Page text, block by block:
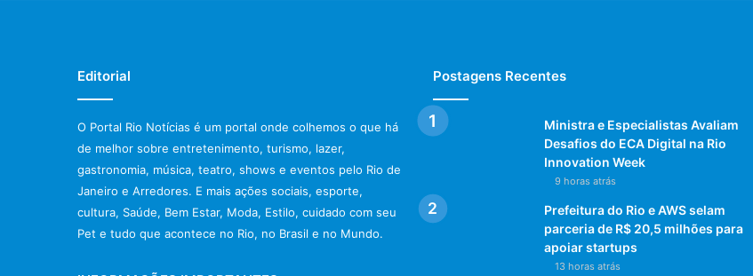
Editorial
O Portal Rio Notícias é um portal onde colhemos o que há
de melhor sobre entretenimento, turismo, lazer,
gastronomia, música, teatro, shows e eventos pelo Rio de
Janeiro e Arredores. E mais ações sociais, esporte,
cultura, Saúde, Bem Estar, Moda, Estilo, cuidado com seu
Pet e tudo que acontece no Rio, no Brasil e no Mundo.
Postagens Recentes
Ministra e Especialistas Avaliam
Desafios do ECA Digital na Rio
Innovation Week
9 horas atrás
Prefeitura do Rio e AWS selam
parceria de R$ 20,5 milhões para
apoiar startups
13 horas atrás